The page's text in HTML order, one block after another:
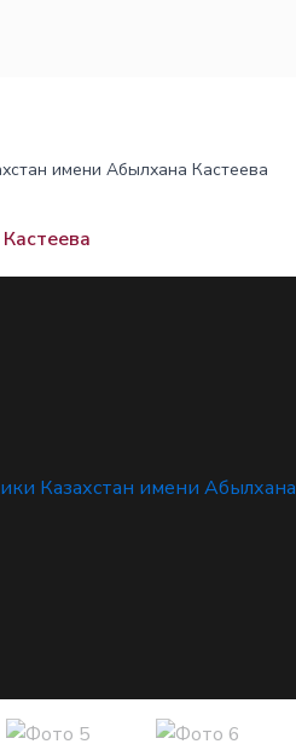
имени Абылхана Кастеева